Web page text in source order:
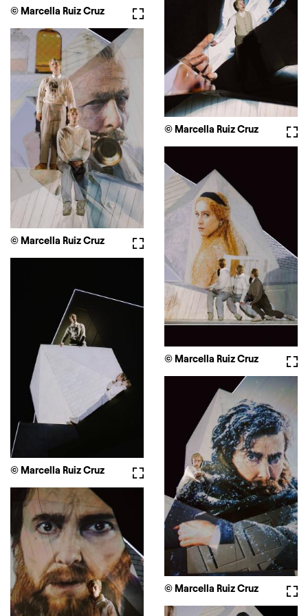
Fullscreen
© Marcella Ruiz Cruz
© Marcella Ruiz Cruz
Fullscreen
© Marcella Ruiz Cruz
© Marcella Ruiz Cruz
Fullscreen
© Marcella Ruiz Cruz
© Marcella Ruiz Cruz